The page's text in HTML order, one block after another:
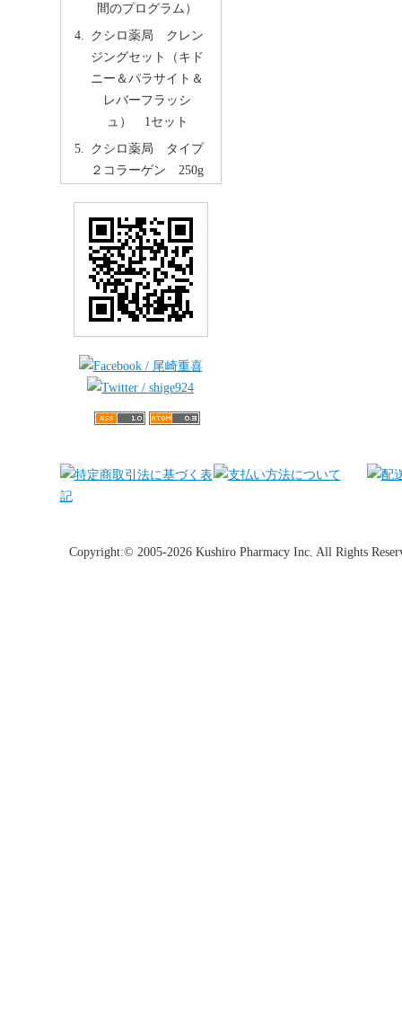
間のプログラム）
クシロ薬局 クレン
ジングセット（キド
ニー＆パラサイト＆
レバーフラッシ
ュ） 1セット
クシロ薬局 タイプ
２コラーゲン 250g
Copyright:© 2005-2026 Kushiro Pharmacy Inc. All Rights